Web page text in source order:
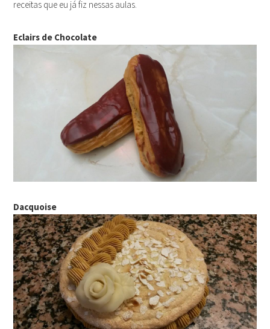
receitas que eu já fiz nessas aulas.
Eclairs de Chocolate
Dacquoise